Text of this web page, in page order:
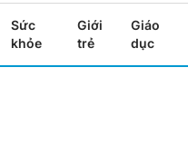
Sức
khỏe
Giới
trẻ
Giáo
dục